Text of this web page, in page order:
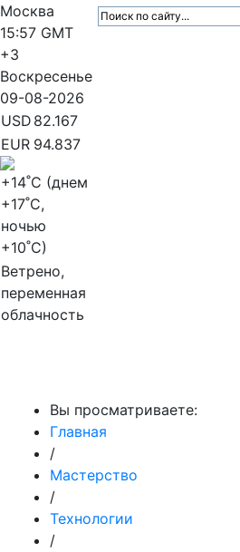
Москва
15:57 GMT
+3
Воскресенье
09-08-2026
USD 82.167
EUR 94.837
+14˚C (днем
+17˚C,
ночью
+10˚C)
Ветрено,
переменная
облачность
Вы просматриваете:
Главная
/
Мастерство
/
Технологии
/